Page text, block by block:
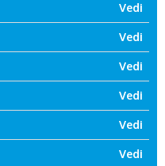
Vedi
Vedi
Vedi
Vedi
Vedi
Vedi